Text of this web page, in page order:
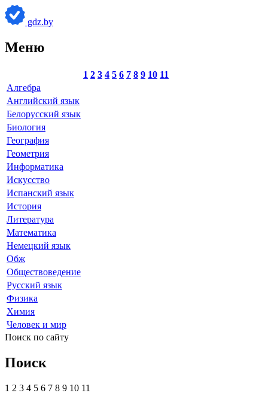
gdz.by
Меню
1 2 3 4 5 6 7 8 9 10 11
Алгебра
Английский язык
Белорусский язык
Биология
География
Геометрия
Информатика
Искусство
Испанский язык
История
Литература
Математика
Немецкий язык
Обж
Обществоведение
Русский язык
Физика
Химия
Человек и мир
Поиск по сайту
Поиск
1 2 3 4 5 6 7 8 9 10 11